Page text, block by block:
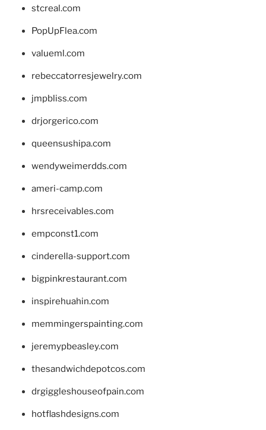
stcreal.com
PopUpFlea.com
valueml.com
rebeccatorresjewelry.com
jmpbliss.com
drjorgerico.com
queensushipa.com
wendyweimerdds.com
ameri-camp.com
hrsreceivables.com
empconst1.com
cinderella-support.com
bigpinkrestaurant.com
inspirehuahin.com
memmingerspainting.com
jeremypbeasley.com
thesandwichdepotcos.com
drgiggleshouseofpain.com
hotflashdesigns.com